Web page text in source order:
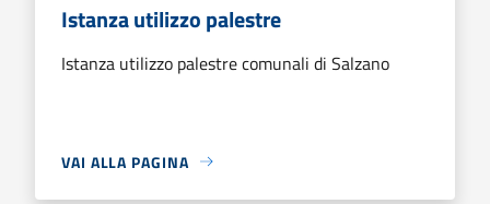
Istanza utilizzo palestre
Istanza utilizzo palestre comunali di Salzano
VAI ALLA PAGINA